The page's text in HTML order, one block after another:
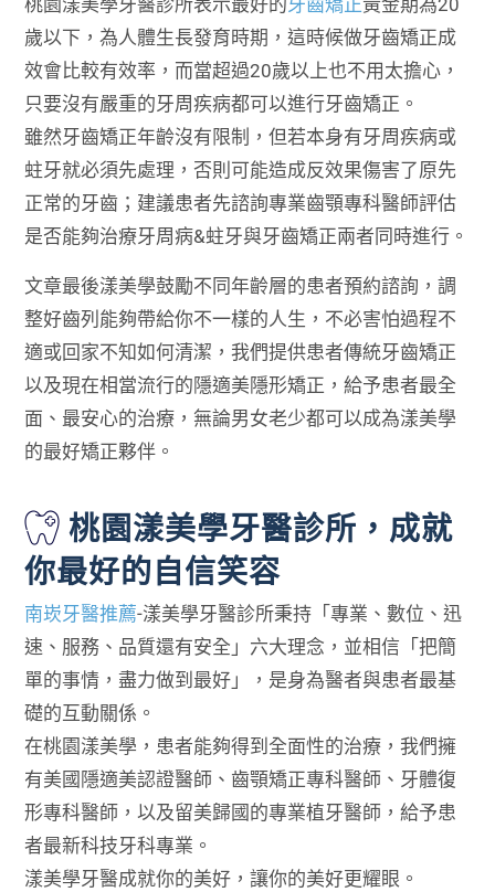
桃園漾美學牙醫診所表示最好的牙齒矯正黃金期為20
歲以下，為人體生長發育時期，這時候做牙齒矯正成
效會比較有效率，而當超過20歲以上也不用太擔心，
只要沒有嚴重的牙周疾病都可以進行牙齒矯正。
雖然牙齒矯正年齡沒有限制，但若本身有牙周疾病或
蛀牙就必須先處理，否則可能造成反效果傷害了原先
正常的牙齒；建議患者先諮詢專業齒顎專科醫師評估
是否能夠治療牙周病&蛀牙與牙齒矯正兩者同時進行。
文章最後漾美學鼓勵不同年齡層的患者預約諮詢，調
整好齒列能夠帶給你不一樣的人生，不必害怕過程不
適或回家不知如何清潔，我們提供患者傳統牙齒矯正
以及現在相當流行的隱適美隱形矯正，給予患者最全
面、最安心的治療，無論男女老少都可以成為漾美學
的最好矯正夥伴。
桃園漾美學牙醫診所，成就
你最好的自信笑容
南崁牙醫推薦-漾美學牙醫診所秉持「專業、數位、迅
速、服務、品質還有安全」六大理念，並相信「把簡
單的事情，盡力做到最好」，是身為醫者與患者最基
礎的互動關係。
在桃園漾美學，患者能夠得到全面性的治療，我們擁
有美國隱適美認證醫師、齒顎矯正專科醫師、牙體復
形專科醫師，以及留美歸國的專業植牙醫師，給予患
者最新科技牙科專業。
漾美學牙醫成就你的美好，讓你的美好更耀眼。